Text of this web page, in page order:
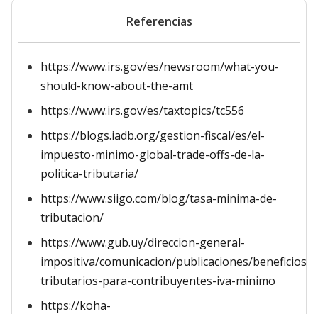
Referencias
https://www.irs.gov/es/newsroom/what-you-
should-know-about-the-amt
https://www.irs.gov/es/taxtopics/tc556
https://blogs.iadb.org/gestion-fiscal/es/el-
impuesto-minimo-global-trade-offs-de-la-
politica-tributaria/
https://www.siigo.com/blog/tasa-minima-de-
tributacion/
https://www.gub.uy/direccion-general-
impositiva/comunicacion/publicaciones/beneficios-
tributarios-para-contribuyentes-iva-minimo
https://koha-